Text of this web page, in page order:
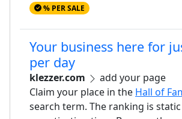
% PER SALE
Your business here for
per day
klezzer.com
add your page
Claim your place in the Hall of
search term. The ranking is